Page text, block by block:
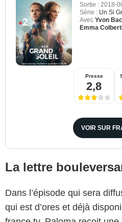
Sortie : 2018-
Série : Un Si
Avec Yvon
Emma
Presse
2,8
VOIR SUR
La lettre
Dans l’épisode qui sera
qui est d’ores et déjà